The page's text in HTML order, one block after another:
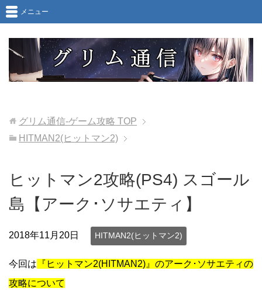
メニュー
グリム通信-ゲーム攻略 TOP
HITMAN2(ヒットマン2)
ヒットマン2攻略(PS4) スゴール
島【アーク･ソサエティ】
2018年11月20日 HITMAN2(ヒットマン2)
今回は 『ヒットマン2(HITMAN2)』のアーク･ソサエティの
攻略について